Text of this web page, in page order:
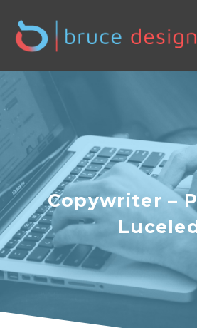
Copywriter –